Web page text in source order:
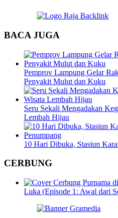
BACA JUGA
Pemprov Lampung Gelar
Penyakit Mulut dan Kuku
Seru Sekali Mengadakan
Lembah Hijau
10 Hari Dibuka, Stasiun
CERBUNG
Luka (Episode 1: Awal dari